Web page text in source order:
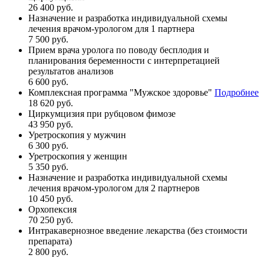
26 400 руб.
Назначение и разработка индивидуальной схемы
лечения врачом-урологом для 1 партнера
7 500 руб.
Прием врача уролога по поводу бесплодия и
планирования беременности с интерпретацией
результатов анализов
6 600 руб.
Комплексная программа "Мужское здоровье" Подробнее
18 620 руб.
Циркумцизия при рубцовом фимозе
43 950 руб.
Уретроскопия у мужчин
6 300 руб.
Уретроскопия у женщин
5 350 руб.
Назначение и разработка индивидуальной схемы
лечения врачом-урологом для 2 партнеров
10 450 руб.
Орхопексия
70 250 руб.
Интракавернозное введение лекарства (без стоимости
препарата)
2 800 руб.